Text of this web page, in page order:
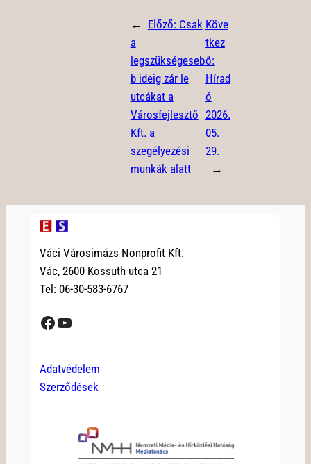
← Előző: Csak
a
legszükségeseb
b ideig zár le
utcákat a
Városfejlesztő
Kft. a
szegélyezési
munkák alatt
Köve
tkez
ő:
Hírad
ó
2026.
05.
29.
→
Váci Városimázs Nonprofit Kft.
Vác, 2600 Kossuth utca 21
Tel: 06-30-583-6767
Facebook YouTube
Adatvédelem
Szerződések